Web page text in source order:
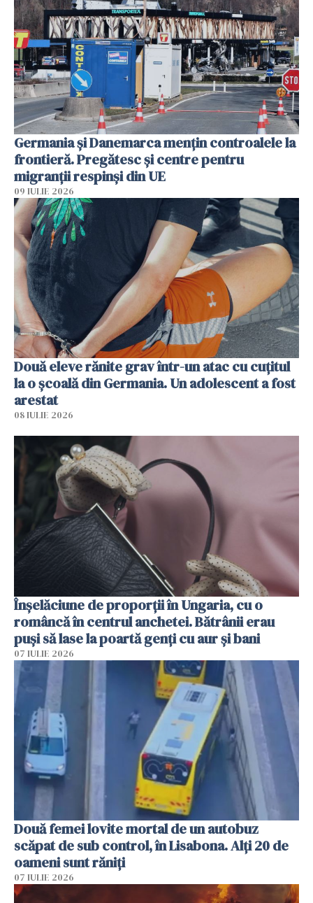
Germania și Danemarca mențin controalele la
frontieră. Pregătesc și centre pentru
migranții respinși din UE
09 IULIE 2026
Două eleve rănite grav într-un atac cu cuțitul
la o școală din Germania. Un adolescent a fost
arestat
08 IULIE 2026
Înșelăciune de proporții în Ungaria, cu o
româncă în centrul anchetei. Bătrânii erau
puși să lase la poartă genți cu aur și bani
07 IULIE 2026
Două femei lovite mortal de un autobuz
scăpat de sub control, în Lisabona. Alți 20 de
oameni sunt răniți
07 IULIE 2026